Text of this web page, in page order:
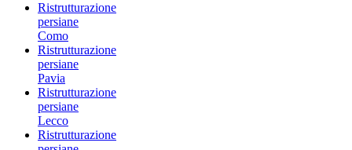
Ristrutturazione
persiane
Como
Ristrutturazione
persiane
Pavia
Ristrutturazione
persiane
Lecco
Ristrutturazione